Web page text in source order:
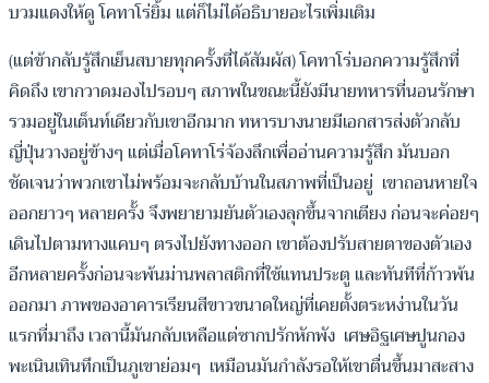
บวมแดงให้ดู โคทาโร่ยิ้ม แต่ก็ไม่ได้อธิบายอะไรเพิ่มเติม
(แต่ข้ากลับรู้สึกเย็นสบายทุกครั้งที่ได้สัมผัส) โคทาโร่บอกความรู้สึกที่
คิดถึง เขากวาดมองไปรอบๆ สภาพในขณะนี้ยังมีนายทหารที่นอนรักษา
รวมอยู่ในเต็นท์เดียวกับเขาอีกมาก ทหารบางนายมีเอกสารส่งตัวกลับ
ญี่ปุ่นวางอยู่ข้างๆ แต่เมื่อโคทาโร่จ้องลึกเพื่ออ่านความรู้สึก มันบอก
ชัดเจนว่าพวกเขาไม่พร้อมจะกลับบ้านในสภาพที่เป็นอยู่ เขาถอนหายใจ
ออกยาวๆ หลายครั้ง จึงพยายามยันตัวเองลุกขึ้นจากเตียง ก่อนจะค่อยๆ
เดินไปตามทางแคบๆ ตรงไปยังทางออก เขาต้องปรับสายตาของตัวเอง
อีกหลายครั้งก่อนจะพ้นม่านพลาสติกที่ใช้แทนประตู และทันทีที่ก้าวพ้น
ออกมา ภาพของอาคารเรียนสีขาวขนาดใหญ่ที่เคยตั้งตระหง่านในวัน
แรกที่มาถึง เวลานี้มันกลับเหลือแต่ซากปรักหักพัง เศษอิฐเศษปูนกอง
พะเนินเทินทึกเป็นภูเขาย่อมๆ เหมือนมันกำลังรอให้เขาตื่นขึ้นมาสะสาง